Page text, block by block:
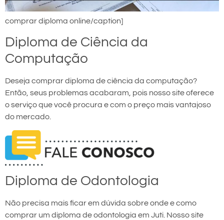
comprar diploma online/caption]
Diploma de Ciência da
Computação
Deseja comprar diploma de ciência da computação?
Então, seus problemas acabaram, pois nosso site oferece
o serviço que você procura e com o preço mais vantajoso
do mercado.
Diploma de Odontologia
Não precisa mais ficar em dúvida sobre onde e como
comprar um diploma de odontologia em Juti. Nosso site